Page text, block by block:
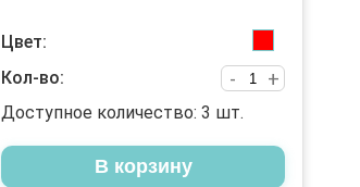
Цвет:
Кол-во:
+
-
Доступное количество: 3 шт.
В корзину